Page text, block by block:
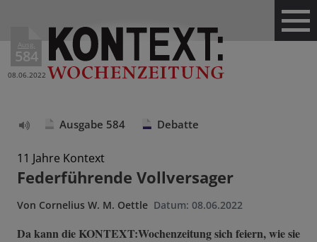
Ausg.
584
08.06.2022
vorlesen
Ausgabe 584 Debatte
11 Jahre Kontext
Federführende Vollversager
Von Cornelius W. M. Oettle Datum: 08.06.2022
Da kann die KONTEXT:Wochenzeitung sich feiern, wie sie